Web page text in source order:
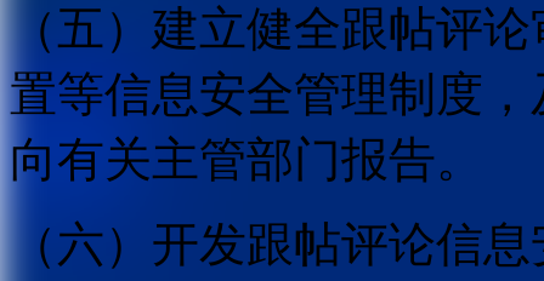
（五）建立健全跟帖评
置等信息安全管理制度
向有关主管部门报告。
（六）开发跟帖评论信